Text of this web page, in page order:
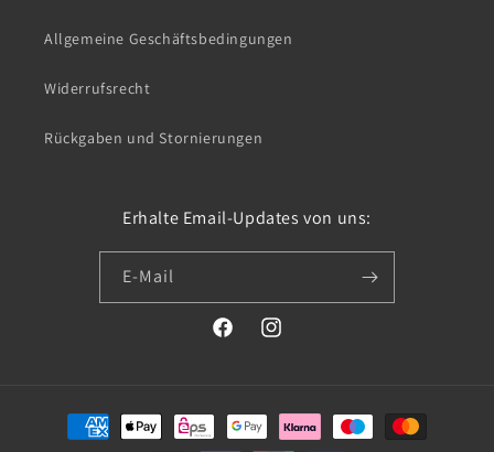
Allgemeine Geschäftsbedingungen
Widerrufsrecht
Rückgaben und Stornierungen
Erhalte Email-Updates von uns:
E-Mail
FacebookInstagram
Zahlungsmethoden